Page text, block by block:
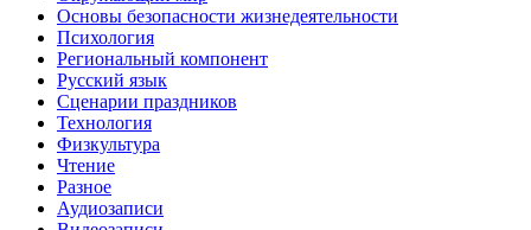
Основы безопасности жизнедеятельности
Психология
Региональный компонент
Русский язык
Сценарии праздников
Технология
Физкультура
Чтение
Разное
Аудиозаписи